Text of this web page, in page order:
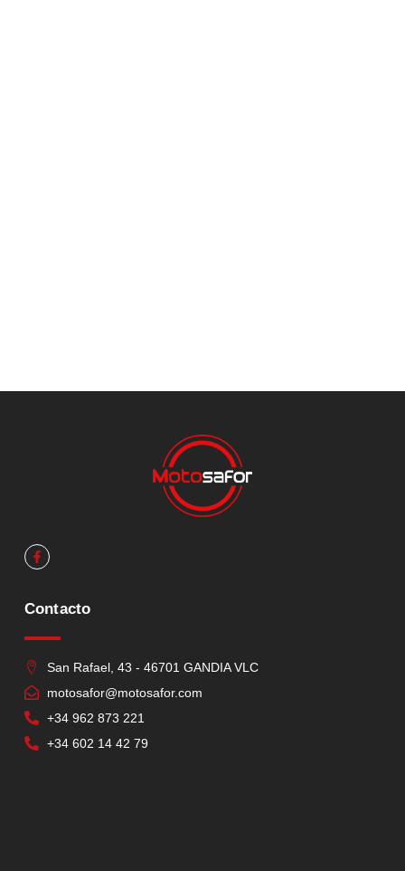
Contacto
San Rafael, 43 - 46701 GANDIA VLC
motosafor@motosafor.com
+34 962 873 221
+34 602 14 42 79